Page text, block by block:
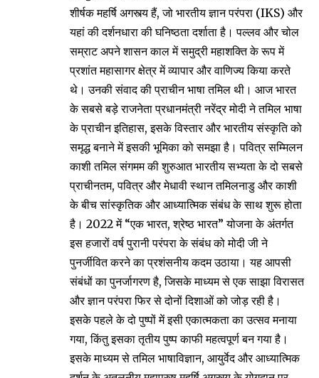
शीर्षक महर्षि अगस्त्य हैं, जो भारतीय ज्ञान परंपरा (IKS) और
यहां की दर्शनधारा की घनिष्ठता दर्शाता है। पल्लव और चोल
सम्राट अपने शासन काल में समुद्री महाशक्ति के रूप में
प्रशांत महासागर क्षेत्र में व्यापार और वाणिज्य किया करते
थे। उनकी संवाद की प्राचीन भाषा तमिल थी। आज भारत
के सबसे बड़े राजनेता प्रधानमंत्री नरेंद्र मोदी ने तमिल भाषा
के प्राचीन इतिहास, इसके विस्तार और भारतीय संस्कृति को
समृद्ध बनाने में इसकी भूमिका को समझा है। पवित्र सम्मिलन
काशी तमिल संगमम की शुरुआत भारतीय सभ्यता के दो सबसे
प्राचीनतम, पवित्र और मेधावी स्थान तमिलनाडु और काशी
के बीच सांस्कृतिक और आध्यात्मिक संबंध के साथ शुरू होता
है। 2022 में “एक भारत, श्रेष्ठ भारत” योजना के अंतर्गत
इस हजारों वर्ष पुरानी परंपरा के संबंध को मोदी जी ने
पुनर्जीवित करने का प्रशंसनीय कदम उठाया। यह आपसी
संबंधों का पुनर्जागरण है, जिसके माध्यम से एक साझा विरासत
और ज्ञान परंपरा फिर से दोनों दिशाओं को जोड़ रही है।
इसके पहले के दो पुष्पों में इसी एकात्मकता का उत्सव मनाया
गया, किंतु इसका तृतीय पुष्प काफी महत्वपूर्ण बन गया है।
इसके माध्यम से तमिल भाषाविज्ञान, आयुर्वेद और आध्यात्मिक